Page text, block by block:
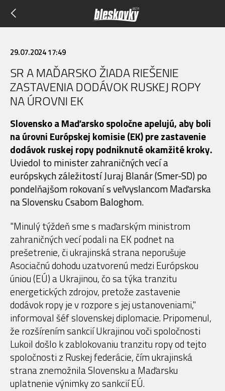
29.07.2024 17:49
SR A MAĎARSKO ŽIADA RIEŠENIE
ZASTAVENIA DODÁVOK RUSKEJ ROPY
NA ÚROVNI EK
Slovensko a Maďarsko spoločne apelujú, aby boli
na úrovni Európskej komisie (EK) pre zastavenie
dodávok ruskej ropy podniknuté okamžité kroky.
Uviedol to minister zahraničných vecí a
európskych záležitostí Juraj Blanár (Smer-SD) po
pondelňajšom rokovaní s veľvyslancom Maďarska
na Slovensku Csabom Baloghom.
"Minulý týždeň sme s maďarským ministrom
zahraničných vecí podali na EK podnet na
prešetrenie, či ukrajinská strana neporušuje
Asociačnú dohodu uzatvorenú medzi Európskou
úniou (EÚ) a Ukrajinou, čo sa týka tranzitu
energetických zdrojov, pretože zastavenie
dodávok ropy je v rozpore s jej ustanoveniami,"
informoval šéf slovenskej diplomacie. Pripomenul,
že rozšírením sankcií Ukrajinou voči spoločnosti
Lukoil došlo k zablokovaniu tranzitu ropy od tejto
spoločnosti z Ruskej federácie, čím ukrajinská
strana znemožnila Slovensku a Maďarsku
uplatnenie výnimky zo sankcií EÚ.